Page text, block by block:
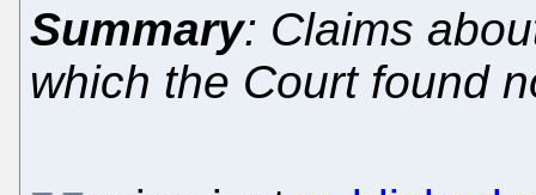
Summary: Claims
which the Court found